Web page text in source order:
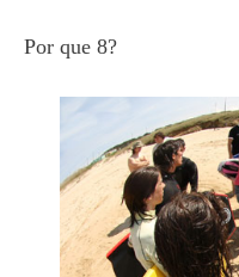
Por que 8?